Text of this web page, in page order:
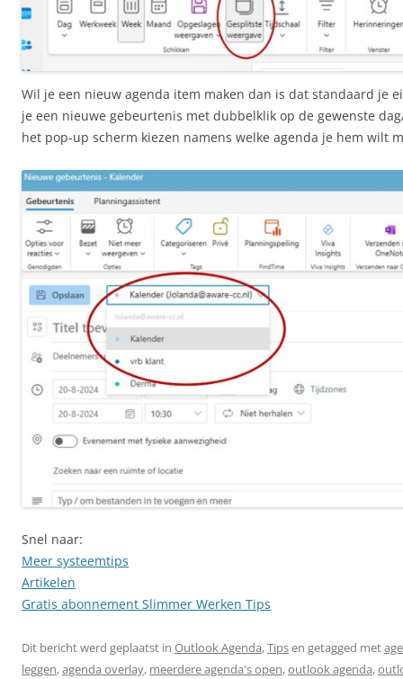
Wil je een nieuw agenda item maken dan is dat standaard je
je een nieuwe gebeurtenis met dubbelklik op de gewenste
het pop-up scherm kiezen namens welke agenda je hem wilt
Snel naar:
Meer systeemtips
Artikelen
Gratis abonnement Slimmer Werken Tips
Dit bericht werd geplaatst in Outlook Agenda,Tipsen getagged met
leggen,agenda overlay, meerdere agenda's open,outlook agenda,